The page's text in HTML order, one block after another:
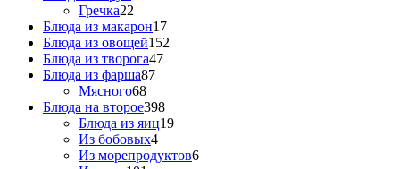
Гречка22
Блюда из макарон17
Блюда из овощей152
Блюда из творога47
Блюда из фарша87
Мясного68
Блюда на второе398
Блюда из яиц19
Из бобовых4
Из морепродуктов6